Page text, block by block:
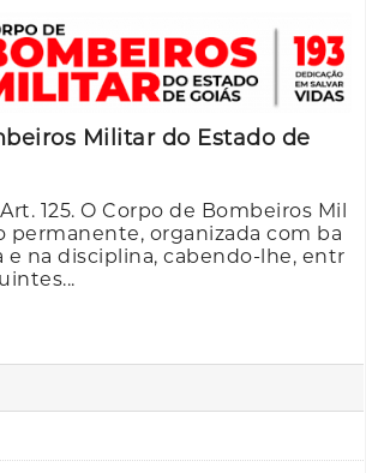
Militar do Estado de
125. O Corpo de Bombeiros Mil
permanente, organizada com ba
e na disciplina, cabendo-lhe, entr